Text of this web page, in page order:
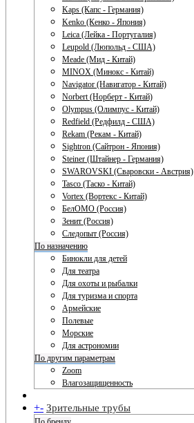
Kaps (Капс - Германия)
Kenko (Кенко - Япония)
Leica (Лейка - Португалия)
Leupold (Люпольд - США)
Meade (Мид - Китай)
MINOX (Минокс - Китай)
Navigator (Навигатор - Китай)
Norbert (Норберт - Китай)
Olympus (Олимпус - Китай)
Redfield (Редфилд - США)
Rekam (Рекам - Китай)
Sightron (Сайтрон - Япония)
Steiner (Штайнер - Германия)
SWAROVSKI (Сваровски - Австрия)
Tasco (Таско - Китай)
Vortex (Вортекс - Китай)
БелОМО (Россия)
Зенит (Россия)
Следопыт (Россия)
По назначению
Бинокли для детей
Для театра
Для охоты и рыбалки
Для туризма и спорта
Армейские
Полевые
Морские
Для астрономии
По другим параметрам
Zoom
Влагозащищенность
+- Зрительные трубы